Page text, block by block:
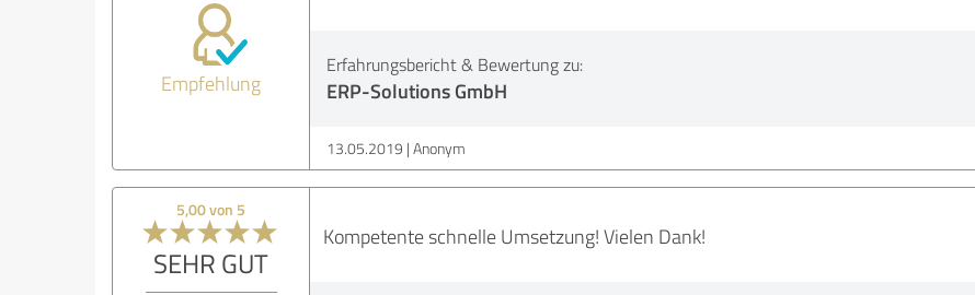
Empfehlung
Erfahrungsbericht & Bewertung zu:
ERP-Solutions GmbH
13.05.2019 Anonym
5,00 von 5
SEHR GUT
Kompetente schnelle Umsetzung! Vielen Dank!